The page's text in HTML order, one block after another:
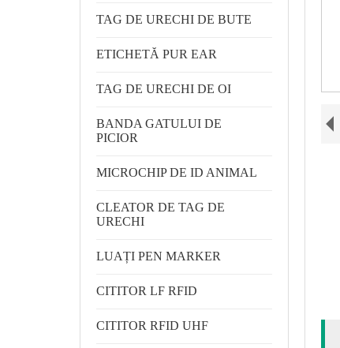
TAG DE URECHI DE BUTE
ETICHETĂ PUR EAR
TAG DE URECHI DE OI
BANDA GATULUI DE
PICIOR
MICROCHIP DE ID ANIMAL
CLEATOR DE TAG DE
URECHI
LUAȚI PEN MARKER
CITITOR LF RFID
CITITOR RFID UHF